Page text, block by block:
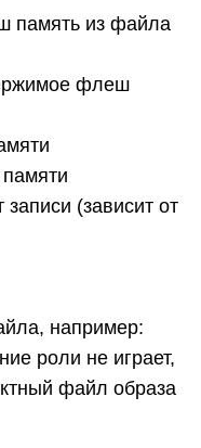
память из файла
флеш
(зависит от
например:
роли не играет,
файл образа